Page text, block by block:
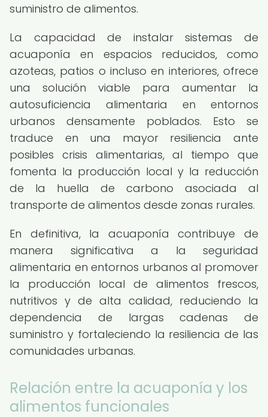
suministro de alimentos.
La capacidad de instalar sistemas de
acuaponía en espacios reducidos, como
azoteas, patios o incluso en interiores, ofrece
una solución viable para aumentar la
autosuficiencia alimentaria en entornos
urbanos densamente poblados. Esto se
traduce en una mayor resiliencia ante
posibles crisis alimentarias, al tiempo que
fomenta la producción local y la reducción
de la huella de carbono asociada al
transporte de alimentos desde zonas rurales.
En definitiva, la acuaponía contribuye de
manera significativa a la seguridad
alimentaria en entornos urbanos al promover
la producción local de alimentos frescos,
nutritivos y de alta calidad, reduciendo la
dependencia de largas cadenas de
suministro y fortaleciendo la resiliencia de las
comunidades urbanas.
Relación entre la acuaponía y los
alimentos funcionales